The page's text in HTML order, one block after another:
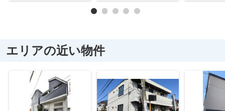
エリアの近い物件